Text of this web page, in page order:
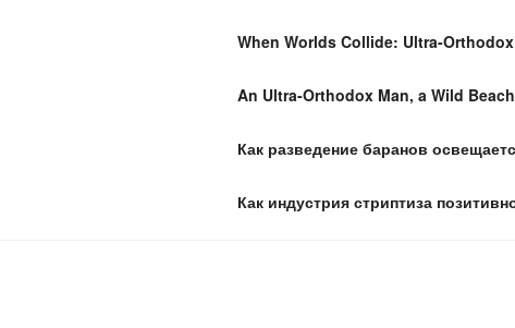
When Worlds Collide: Ultra-
An Ultra-Orthodox Man, a Wild
Как разведение баранов
Как индустрия стриптиза